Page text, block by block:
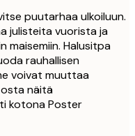
puutarhaa ulkoiluun.
julisteita vuorista ja
maisemiin. Halusitpa
rauhallisen
voivat muuttaa
näitä
kotona Poster